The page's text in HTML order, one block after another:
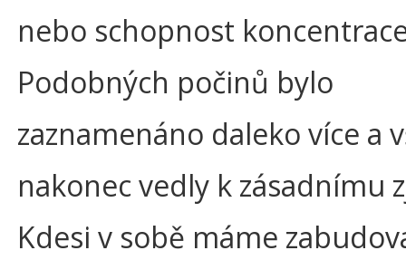
nebo schopnost
Podobných počinů bylo
zaznamenáno daleko více a
nakonec vedly k zásadnímu
Kdesi v sobě máme